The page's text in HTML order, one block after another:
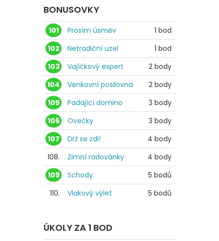
BONUSOVKY
101 Prosím úsměv
1 bod
102
Netradiční uzel
1 bod
103
Vajíčkový expert
2 body
104
Venkovní posilovna
2 body
105
Padající domino
3 body
106
Ovečky
3 body
107
Drž se zdi!
4 body
108.
Zimní radovánky
4 body
109
Schody
5 bodů
110.
Vlakový výlet 5 bodů
ÚKOLY ZA 1 BOD